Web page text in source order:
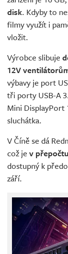
disk. Kdyby to
filmy využít i
vložit.
Výrobce slibuje
12V
výbavy je port
tři porty USB-A
Mini DisplayPort
sluchátka.
V Číně se dá
což je v
dostupný k
září.